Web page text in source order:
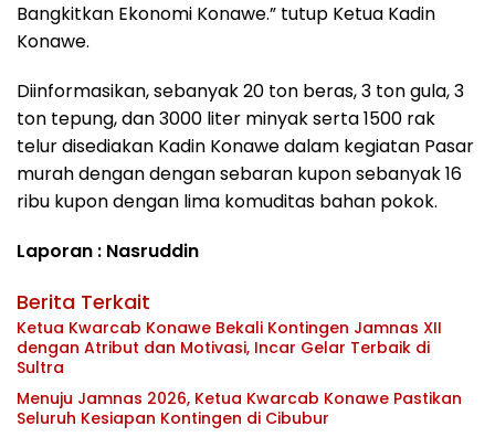
Bangkitkan Ekonomi Konawe.” tutup Ketua Kadin
Konawe.
Diinformasikan, sebanyak 20 ton beras, 3 ton gula, 3
ton tepung, dan 3000 liter minyak serta 1500 rak
telur disediakan Kadin Konawe dalam kegiatan Pasar
murah dengan dengan sebaran kupon sebanyak 16
ribu kupon dengan lima komuditas bahan pokok.
Laporan : Nasruddin
Berita Terkait
Ketua Kwarcab Konawe Bekali Kontingen Jamnas XII
dengan Atribut dan Motivasi, Incar Gelar Terbaik di
Sultra
Menuju Jamnas 2026, Ketua Kwarcab Konawe Pastikan
Seluruh Kesiapan Kontingen di Cibubur